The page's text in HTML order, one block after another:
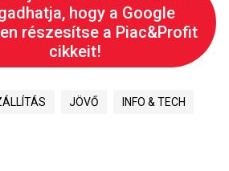
hogy a Google
részesítse a Piac&Profit
cikkeit!
JÖVŐ INFO & TECH